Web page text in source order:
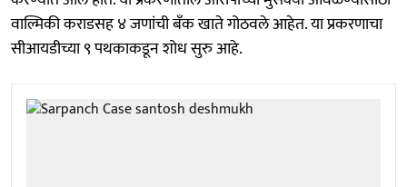
वाल्मिकी कराडसह ४ जणांची बँक खाते गोठवले आहेत. या प्रकरणाचा
सीआयडीच्या ९ पथकाकडून शोध सुरु आहे.